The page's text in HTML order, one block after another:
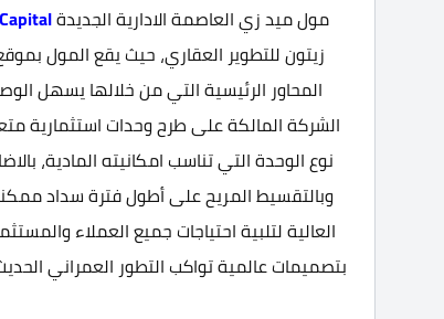
مول ميد زي العاصمة الادارية الجديدة
زيتون للتطوير العقاري، حيث يقع المول
المحاور الرئيسية التي من خلالها يسهل
الشركة المالكة على طرح وحدات استثمارية
نوع الوحدة التي تناسب امكانيته المادية،
وبالتقسيط المريح على أطول فترة سداد
العالية لتلبية احتياجات جميع العملاء